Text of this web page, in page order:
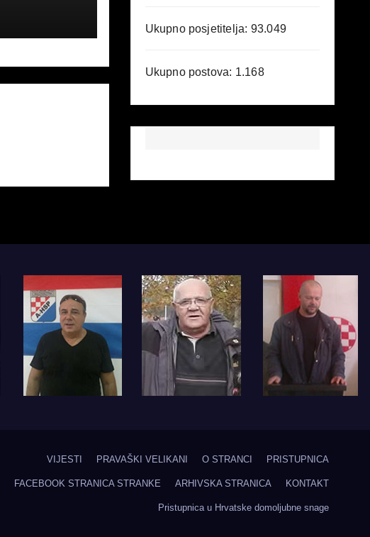
Ukupno posjetitelja: 93.049
Ukupno postova: 1.168
VIJESTI PRAVAŠKI VELIKANI O STRANCI PRISTUPNICA
FACEBOOK STRANICA STRANKE ARHIVSKA STRANICA KONTAKT
Pristupnica u Hrvatske domoljubne snage